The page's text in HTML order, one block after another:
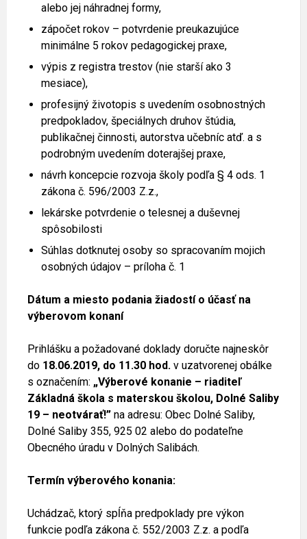
alebo jej náhradnej formy,
zápočet rokov – potvrdenie preukazujúce
minimálne 5 rokov pedagogickej praxe,
výpis z registra trestov (nie starší ako 3
mesiace),
profesijný životopis s uvedením osobnostných
predpokladov, špeciálnych druhov štúdia,
publikačnej činnosti, autorstva učebníc atď. a s
podrobným uvedením doterajšej praxe,
návrh koncepcie rozvoja školy podľa § 4 ods. 1
zákona č. 596/2003 Z.z.,
lekárske potvrdenie o telesnej a duševnej
spôsobilosti
Súhlas dotknutej osoby so spracovaním mojich
osobných údajov – príloha č. 1
Dátum a miesto podania žiadostí o účasť na
výberovom konaní
Prihlášku a požadované doklady doručte najneskôr
do 18.06.2019, do 11.30 hod. v uzatvorenej obálke
s označením: „Výberové konanie – riaditeľ
Základná škola s materskou školou, Dolné Saliby
19 – neotvárať!” na adresu: Obec Dolné Saliby,
Dolné Saliby 355, 925 02 alebo do podateľne
Obecného úradu v Dolných Salibách.
Termín výberového konania:
Uchádzač, ktorý spĺňa predpoklady pre výkon
funkcie podľa zákona č. 552/2003 Z.z. a podľa